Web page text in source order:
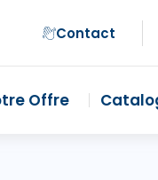
Contact
Offre